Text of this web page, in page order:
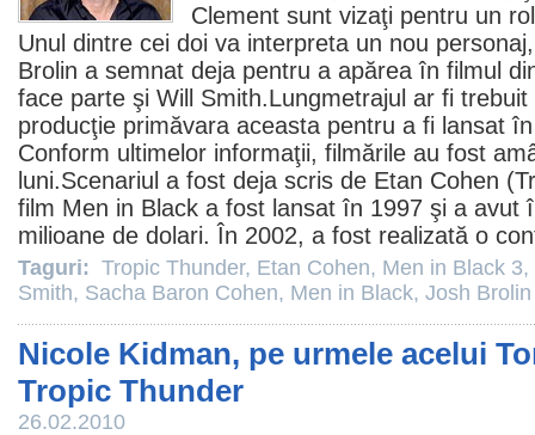
Clement sunt vizaţi pentru un
Unul dintre cei doi va interpreta un nou
Brolin a semnat deja pentru a apărea în filmul
face parte şi Will Smith.Lungmetrajul ar fi
producţie primăvara aceasta pentru a fi lansat
Conform ultimelor informaţii, filmările au fost
luni.Scenariul a fost deja scris de Etan Cohen (
film Men in Black a fost lansat în 1997 şi a avut
milioane de dolari. În 2002, a fost realizată o
Taguri: Tropic Thunder, Etan Cohen, Men in Black 3,
Smith, Sacha Baron Cohen, Men in Black, Josh Brolin
Nicole Kidman, pe urmele acelui
Tropic Thunder
26.02.2010